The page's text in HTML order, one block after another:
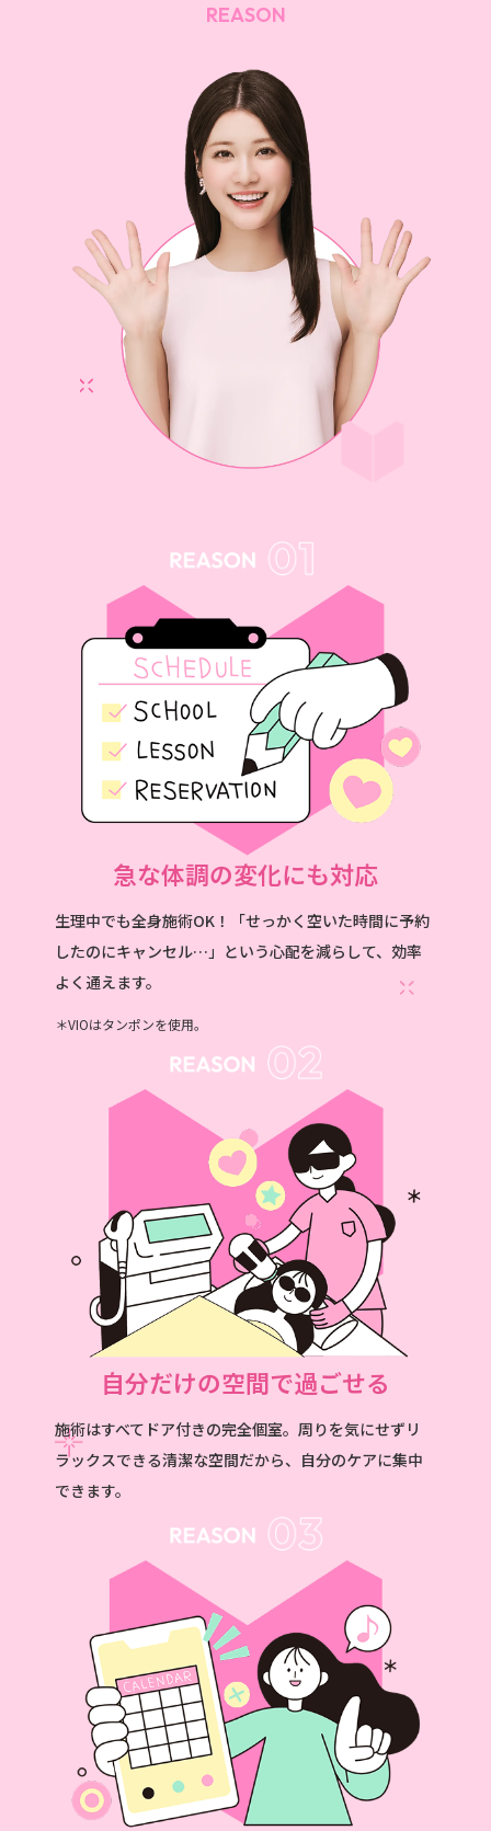
REASON
急な体調の変化にも対応
生理中でも全身施術OK！「せっかく空いた時間に予約
したのにキャンセル…」という心配を減らして、効率
よく通えます。
VIOはタンポンを使用。
自分だけの空間で過ごせる
施術はすべてドア付きの完全個室。周りを気にせずリ
ラックスできる清潔な空間だから、自分のケアに集中
できます。